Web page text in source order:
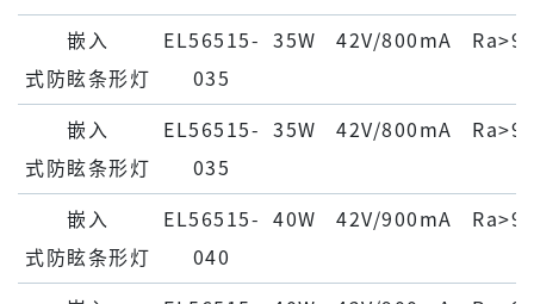
嵌⼊
式防眩条形灯
EL56515-
035
35W 42V/800mA
嵌⼊
式防眩条形灯
EL56515-
035
35W 42V/800mA
嵌⼊
式防眩条形灯
EL56515-
040
40W 42V/900mA